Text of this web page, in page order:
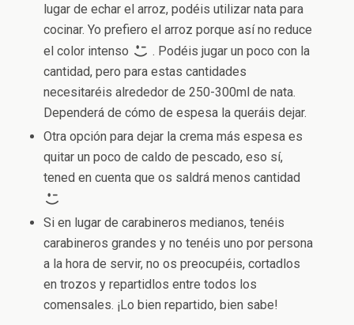
lugar de echar el arroz, podéis utilizar nata para
cocinar. Yo prefiero el arroz porque así no reduce
el color intenso
. Podéis jugar un poco con la
cantidad, pero para estas cantidades
necesitaréis alrededor de 250-300ml de nata.
Dependerá de cómo de espesa la queráis dejar.
Otra opción para dejar la crema más espesa es
quitar un poco de caldo de pescado, eso sí,
tened en cuenta que os saldrá menos cantidad
Si en lugar de carabineros medianos, tenéis
carabineros grandes y no tenéis uno por persona
a la hora de servir, no os preocupéis, cortadlos
en trozos y repartidlos entre todos los
comensales. ¡Lo bien repartido, bien sabe!